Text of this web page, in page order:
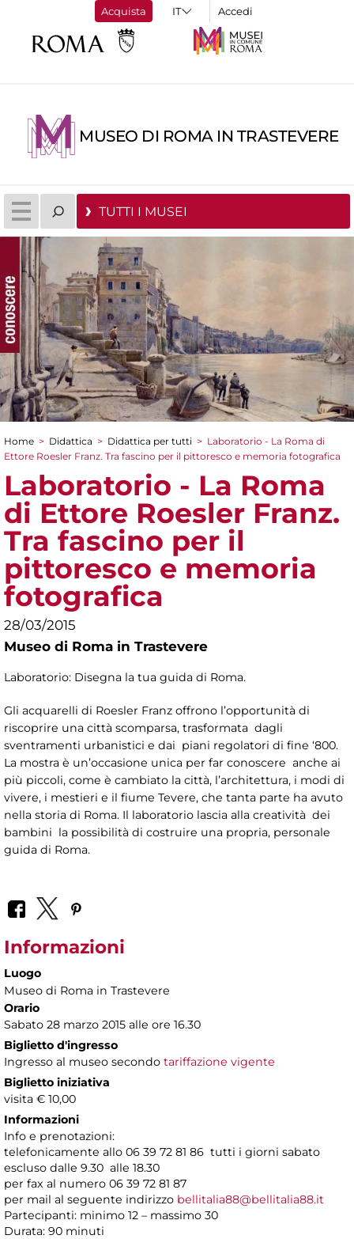
Acquista Accedi
MUSEO DI ROMA IN TRASTEVERE
TUTTI I MUSEI
Tu sei qui
Home > Didattica > Didattica per tutti > Laboratorio - La Roma di
Ettore Roesler Franz. Tra fascino per il pittoresco e memoria fotografica
Laboratorio - La Roma
di Ettore Roesler Franz.
Tra fascino per il
pittoresco e memoria
fotografica
28/03/2015
Museo di Roma in Trastevere
Laboratorio: Disegna la tua guida di Roma.
Gli acquarelli di Roesler Franz offrono l’opportunità di
riscoprire una città scomparsa, trasformata dagli
sventramenti urbanistici e dai piani regolatori di fine ‘800.
La mostra è un’occasione unica per far conoscere anche ai
più piccoli, come è cambiato la città, l’architettura, i modi di
vivere, i mestieri e il fiume Tevere, che tanta parte ha avuto
nella storia di Roma. Il laboratorio lascia alla creatività dei
bambini la possibilità di costruire una propria, personale
guida di Roma.
Informazioni
Luogo
Museo di Roma in Trastevere
Orario
Sabato 28 marzo 2015 alle ore 16.30
Biglietto d'ingresso
Ingresso al museo secondo tariffazione vigente
Biglietto iniziativa
visita € 10,00
Informazioni
Info e prenotazioni:
telefonicamente allo 06 39 72 81 86 tutti i giorni sabato
escluso dalle 9.30 alle 18.30
per fax al numero 06 39 72 81 87
per mail al seguente indirizzo bellitalia88@bellitalia88.it
Partecipanti: minimo 12 – massimo 30
Durata: 90 minuti